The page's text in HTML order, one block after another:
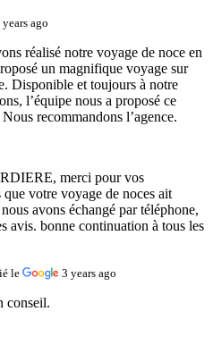
years ago
réalisé notre voyage de noce en
un magnifique voyage sur
Disponible et toujours à notre
l’équipe nous a proposé ce
recommandons l’agence.
merci pour vos
votre voyage de noces ait
avons échangé par téléphone,
avis. bonne continuation à tous les
le 3 years ago
conseil.